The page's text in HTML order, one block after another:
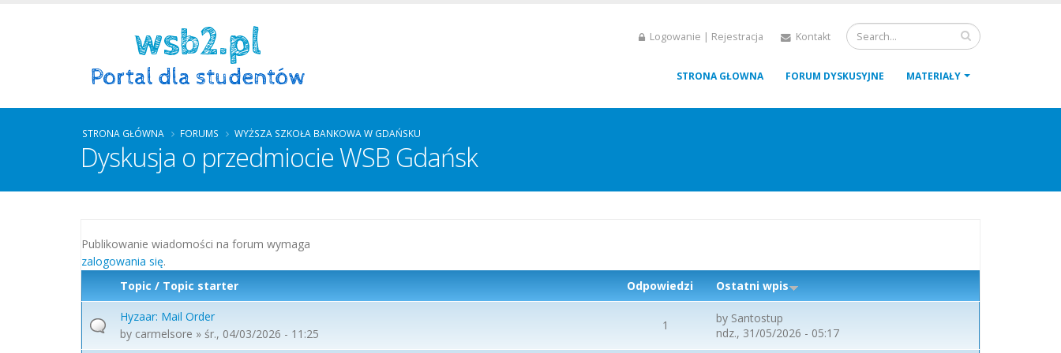
Logowanie | Rejestracja Kontakt
STRONA GŁOWNA FORUM DYSKUSYJNE MATERIAŁY
STRONA GŁÓWNA FORUMS WYŻSZA SZKOŁA BANKOWA W GDAŃSKU
Dyskusja o przedmiocie WSB Gdańsk
Publikowanie wiadomości na forum wymaga
zalogowania się.
Topic / Topic starter
Odpowiedzi Ostatni wpis
Hyzaar: Mail Order
by carmelsore » śr., 04/03/2026 - 11:25
1 by Santostup
ndz., 31/05/2026 - 05:17